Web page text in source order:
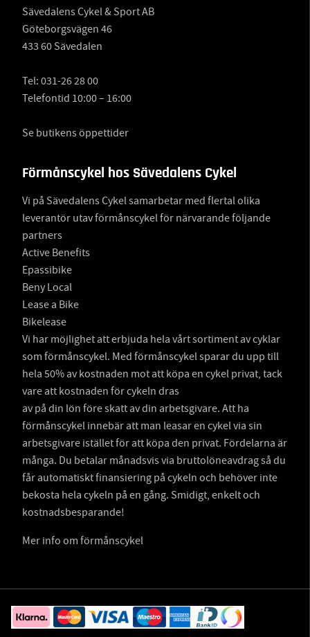
Sävedalens Cykel & Sport AB
Göteborgsvägen 46
433 60 Sävedalen
Tel: 031-26 28 00
Telefontid 10:00 – 16:00
Se butikens öppettider
Förmånscykel hos Sävedalens Cykel
Vi på Sävedalens Cykel samarbetar med flertal olika
leverantör utav förmånscykel för närvarande följande
partners
Active Benefits
Epassibike
Beny Local
Lease a Bike
Bikelease
Vi har möjlighet att erbjuda hela vårt sortiment av cyklar
som förmånscykel. Med förmånscykel sparar du upp till
hela 50% av kostnaden mot att köpa en cykel privat, tack
vare att kostnaden för cykeln dras
av på din lön före skatt av din arbetsgivare. Att ha
förmånscykel innebär att man leasar en cykel via sin
arbetsgivare istället för att köpa den privat. Fördelarna är
många. Du betalar månadsvis via bruttolöneavdrag så du
får automatiskt finansiering på cykeln och behöver inte
bekosta hela cykeln på en gång. Smidigt, enkelt och
kostnadsbesparande!
Mer info om förmånscykel